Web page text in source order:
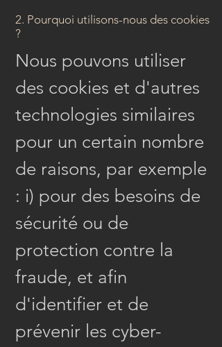
2. Pourquoi utilisons-nous des cookies
?
Nous pouvons utiliser
des cookies et d'autres
technologies similaires
pour un certain nombre
de raisons, par exemple
: i) pour des besoins de
sécurité ou de
protection contre la
fraude, et afin
d'identifier et de
prévenir les cyber-